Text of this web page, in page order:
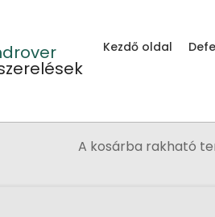
Kezdő oldal
A kosárba rakható